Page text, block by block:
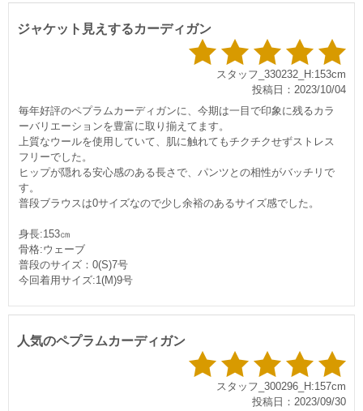
ジャケット見えするカーディガン
スタッフ_330232_H:153cm
投稿日：2023/10/04
毎年好評のペプラムカーディガンに、今期は一目で印象に残るカラ
ーバリエーションを豊富に取り揃えてます。
上質なウールを使用していて、肌に触れてもチクチクせずストレス
フリーでした。
ヒップが隠れる安心感のある長さで、パンツとの相性がバッチリで
す。
普段ブラウスは0サイズなので少し余裕のあるサイズ感でした。
身長:153㎝
骨格:ウェーブ
普段のサイズ：0(S)7号
今回着用サイズ:1(M)9号
人気のペプラムカーディガン
スタッフ_300296_H:157cm
投稿日：2023/09/30